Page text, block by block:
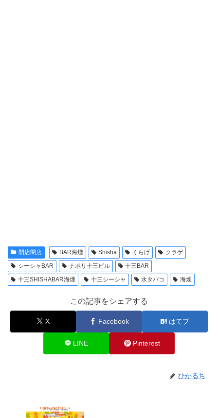
開店閉店 BAR海煙 Shisha くらげ
クラゲ
シーシャBAR
ナポリ十三ビル
十三BAR
十三SHISHABAR海煙
十三シーシャ 水タバコ 海煙
この記事をシェアする
X Facebook はてブ
LINE Pinterest
ひかるち